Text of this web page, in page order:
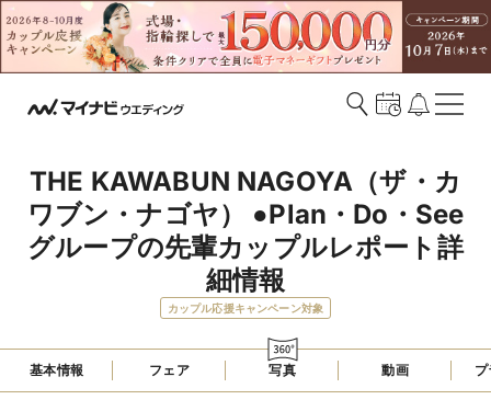
THE KAWABUN NAGOYA（ザ・カ
ワブン・ナゴヤ） ●Plan・Do・See
グループの先輩カップルレポート詳
細情報
カップル応援キャンペーン対象
基本情報 フェア 写真 動画